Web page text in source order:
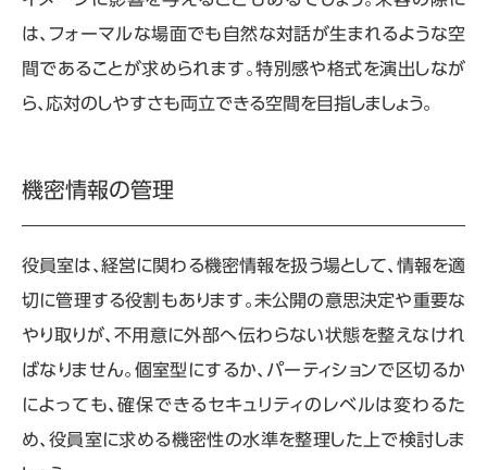
は、フォーマルな場面でも自然な対話が生まれるような空
間であることが求められます。特別感や格式を演出しなが
ら、応対のしやすさも両立できる空間を目指しましょう。
機密情報の管理
役員室は、経営に関わる機密情報を扱う場として、情報を適
切に管理する役割もあります。未公開の意思決定や重要な
やり取りが、不用意に外部へ伝わらない状態を整えなけれ
ばなりません。個室型にするか、パーティションで区切るか
によっても、確保できるセキュリティのレベルは変わるた
め、役員室に求める機密性の水準を整理した上で検討しま